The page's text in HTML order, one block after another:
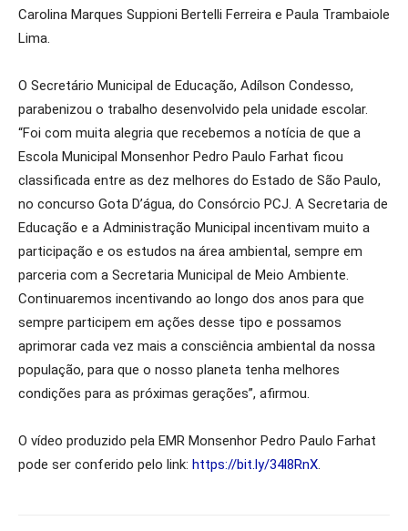
Carolina Marques Suppioni Bertelli Ferreira e Paula Trambaiole
Lima.
O Secretário Municipal de Educação, Adílson Condesso,
parabenizou o trabalho desenvolvido pela unidade escolar.
“Foi com muita alegria que recebemos a notícia de que a
Escola Municipal Monsenhor Pedro Paulo Farhat ficou
classificada entre as dez melhores do Estado de São Paulo,
no concurso Gota D’água, do Consórcio PCJ. A Secretaria de
Educação e a Administração Municipal incentivam muito a
participação e os estudos na área ambiental, sempre em
parceria com a Secretaria Municipal de Meio Ambiente.
Continuaremos incentivando ao longo dos anos para que
sempre participem em ações desse tipo e possamos
aprimorar cada vez mais a consciência ambiental da nossa
população, para que o nosso planeta tenha melhores
condições para as próximas gerações”, afirmou.
O vídeo produzido pela EMR Monsenhor Pedro Paulo Farhat
pode ser conferido pelo link: https://bit.ly/34l8RnX.